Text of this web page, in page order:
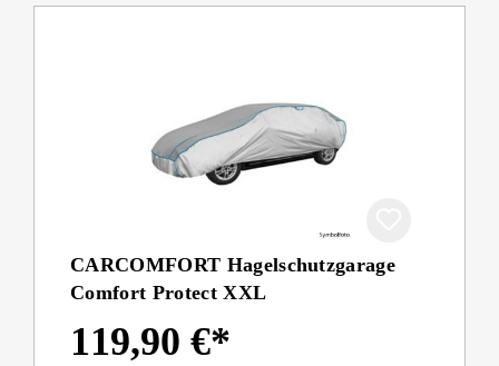
CARCOMFORT Hagelschutzgarage
Comfort Protect XXL
119,90 €*